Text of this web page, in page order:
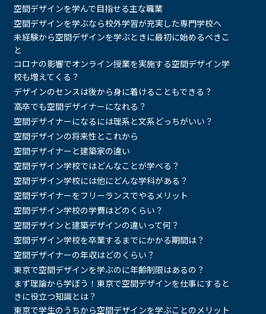
空間デザインを学んで目指せる主な職業
空間デザインを学ぶなら校外学習が充実した専門学校へ
未経験から空間デザインを学ぶときに最初に始めるべきこ
と
コロナの影響でオンライン授業を実施する空間デザイン学
校も増えてくる？
デザインのセンスは後から身に着けることもできる？
高卒でも空間デザイナーになれる？
空間デザイナーになるには理系と文系どっちがいい？
空間デザインの将来性とこれから
空間デザイナーと建築家の違い
空間デザイン学校ではどんなことが学べる？
空間デザイン学校には他にどんな学科がある？
空間デザイナーをフリーランスでやるメリット
空間デザイン学校の学費はどのくらい？
空間デザインと建築デザインの違いって何？
空間デザイン学校を卒業するまでにかかる期間は？
空間デザイナーの年収はどのくらい？
東京で空間デザインを学ぶのに年齢制限はあるの？
まず理論から学ぼう！東京で空間デザインを仕事にすると
きに役立つ知識とは？
東京で学生のうちから空間デザインを学ぶことのメリット